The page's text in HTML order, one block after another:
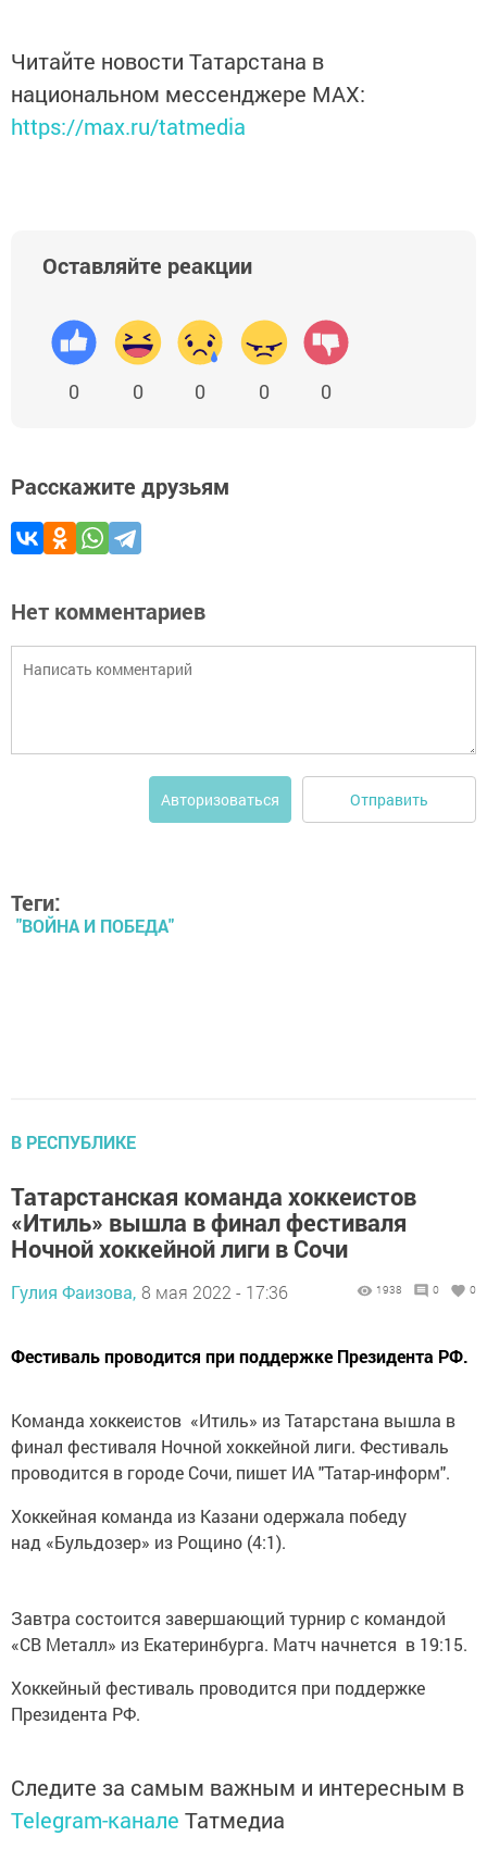
Читайте новости Татарстана в
национальном мессенджере MАХ:
https://max.ru/tatmedia
Оставляйте реакции
0 0 0 0 0
Расскажите друзьям
Нет комментариев
Авторизоваться Отправить
Теги:
"ВОЙНА И ПОБЕДА"
В РЕСПУБЛИКЕ
Татарстанская команда хоккеистов
«Итиль» вышла в финал фестиваля
Ночной хоккейной лиги в Сочи
Гулия Фаизова, 8 мая 2022 - 17:36 1938 0 0
Фестиваль проводится при поддержке Президента РФ.
Команда хоккеистов «Итиль» из Татарстана вышла в
финал фестиваля Ночной хоккейной лиги. Фестиваль
проводится в городе Сочи, пишет ИА "Татар-информ".
Хоккейная команда из Казани одержала победу
над «Бульдозер» из Рощино (4:1).
Завтра состоится завершающий турнир с командой
«СВ Металл» из Екатеринбурга. Матч начнется в 19:15.
Хоккейный фестиваль проводится при поддержке
Президента РФ.
Следите за самым важным и интересным в
Telegram-канале Татмедиа